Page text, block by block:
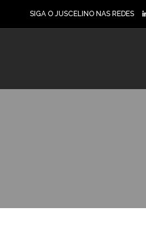
SIGA O JUSCELINO NAS REDES